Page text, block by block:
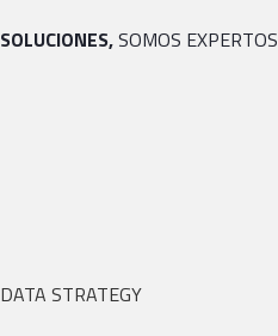
SOLUCIONES,SOMOS EXPERTOS
DATA STRATEGY